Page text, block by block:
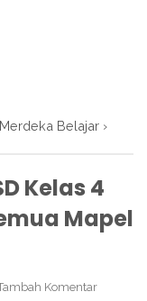
Belajar ›
Kelas 4
Mapel
Komentar